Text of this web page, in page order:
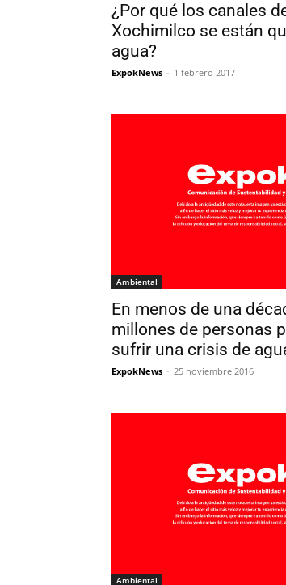
¿Por qué los canales
Xochimilco se están
agua?
ExpokNews - 1 febrero 2017
Ambiental
En menos de una
millones de personas
sufrir una crisis de
ExpokNews - 25 noviembre 2016
Ambiental